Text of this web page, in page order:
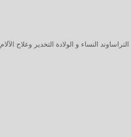
التراساوند النساء و الولادة التخدير وعلاج الآلام